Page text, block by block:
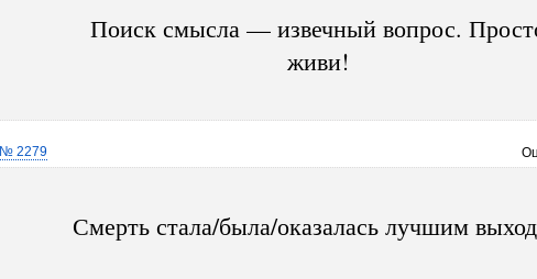
Поиск смысла — извечный вопрос.
живи!
№ 2279
Смерть стала/была/оказалась лучшим